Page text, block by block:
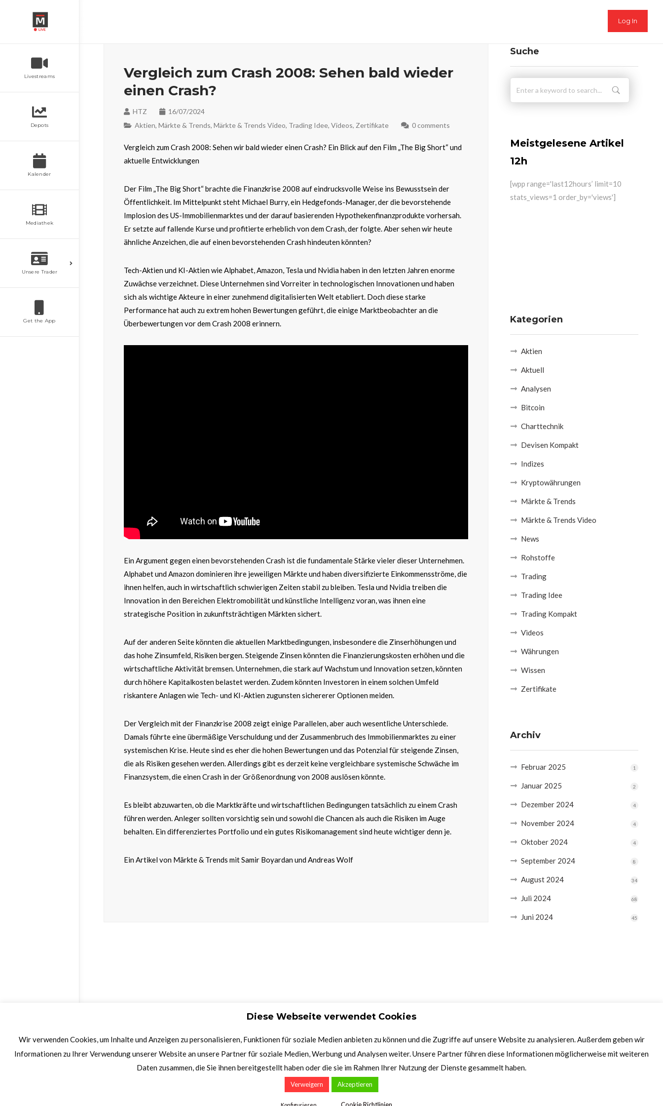
Log In
Livestreams
Depots
Kalender
Mediathek
Unsere Trader
Get the App
Vergleich zum Crash 2008: Sehen bald wieder
einen Crash?
HTZ
16/07/2024
Aktien, Märkte & Trends, Märkte & Trends Video, Trading Idee, Videos, Zertifikate 0 comments
Vergleich zum Crash 2008: Sehen wir bald wieder einen Crash? Ein Blick auf den Film „The Big Short“ und
aktuelle Entwicklungen
Der Film „The Big Short“ brachte die Finanzkrise 2008 auf eindrucksvolle Weise ins Bewusstsein der
Öffentlichkeit. Im Mittelpunkt steht Michael Burry, ein Hedgefonds-Manager, der die bevorstehende
Implosion des US-Immobilienmarktes und der darauf basierenden Hypothekenfinanzprodukte vorhersah.
Er setzte auf fallende Kurse und profitierte erheblich von dem Crash, der folgte. Aber sehen wir heute
ähnliche Anzeichen, die auf einen bevorstehenden Crash hindeuten könnten?
Tech-Aktien und KI-Aktien wie Alphabet, Amazon, Tesla und Nvidia haben in den letzten Jahren enorme
Zuwächse verzeichnet. Diese Unternehmen sind Vorreiter in technologischen Innovationen und haben
sich als wichtige Akteure in einer zunehmend digitalisierten Welt etabliert. Doch diese starke
Performance hat auch zu extrem hohen Bewertungen geführt, die einige Marktbeobachter an die
Überbewertungen vor dem Crash 2008 erinnern.
Ein Argument gegen einen bevorstehenden Crash ist die fundamentale Stärke vieler dieser Unternehmen.
Alphabet und Amazon dominieren ihre jeweiligen Märkte und haben diversifizierte Einkommensströme, die
ihnen helfen, auch in wirtschaftlich schwierigen Zeiten stabil zu bleiben. Tesla und Nvidia treiben die
Innovation in den Bereichen Elektromobilität und künstliche Intelligenz voran, was ihnen eine
strategische Position in zukunftsträchtigen Märkten sichert.
Auf der anderen Seite könnten die aktuellen Marktbedingungen, insbesondere die Zinserhöhungen und
das hohe Zinsumfeld, Risiken bergen. Steigende Zinsen könnten die Finanzierungskosten erhöhen und die
wirtschaftliche Aktivität bremsen. Unternehmen, die stark auf Wachstum und Innovation setzen, könnten
durch höhere Kapitalkosten belastet werden. Zudem könnten Investoren in einem solchen Umfeld
riskantere Anlagen wie Tech- und KI-Aktien zugunsten sichererer Optionen meiden.
Der Vergleich mit der Finanzkrise 2008 zeigt einige Parallelen, aber auch wesentliche Unterschiede.
Damals führte eine übermäßige Verschuldung und der Zusammenbruch des Immobilienmarktes zu einer
systemischen Krise. Heute sind es eher die hohen Bewertungen und das Potenzial für steigende Zinsen,
die als Risiken gesehen werden. Allerdings gibt es derzeit keine vergleichbare systemische Schwäche im
Finanzsystem, die einen Crash in der Größenordnung von 2008 auslösen könnte.
Es bleibt abzuwarten, ob die Marktkräfte und wirtschaftlichen Bedingungen tatsächlich zu einem Crash
führen werden. Anleger sollten vorsichtig sein und sowohl die Chancen als auch die Risiken im Auge
behalten. Ein differenziertes Portfolio und ein gutes Risikomanagement sind heute wichtiger denn je.
Ein Artikel von Märkte & Trends mit Samir Boyardan und Andreas Wolf
Suche
Meistgelesene Artikel
12h
[wpp range='last12hours’ limit=10
stats_views=1 order_by='views']
Kategorien
Aktien
Aktuell
Analysen
Bitcoin
Charttechnik
Devisen Kompakt
Indizes
Kryptowährungen
Märkte & Trends
Märkte & Trends Video
News
Rohstoffe
Trading
Trading Idee
Trading Kompakt
Videos
Währungen
Wissen
Zertifikate
Archiv
Februar 2025 1
Januar 2025 2
Dezember 2024 4
November 2024 4
Oktober 2024 4
September 2024 8
August 2024 34
Juli 2024 68
Juni 2024 45
Diese Webseite verwendet Cookies
Wir verwenden Cookies, um Inhalte und Anzeigen zu personalisieren, Funktionen für soziale Medien anbieten zu können und die Zugriffe auf unsere Website zu analysieren. Außerdem geben wir
Informationen zu Ihrer Verwendung unserer Website an unsere Partner für soziale Medien, Werbung und Analysen weiter. Unsere Partner führen diese Informationen möglicherweise mit weiteren
Daten zusammen, die Sie ihnen bereitgestellt haben oder die sie im Rahmen Ihrer Nutzung der Dienste gesammelt haben.
Verweigern Akzeptieren